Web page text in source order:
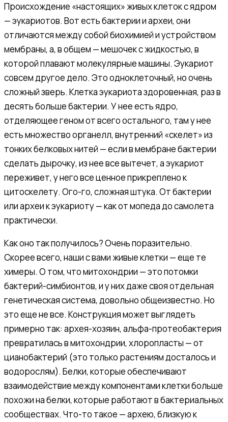
Происхождение «настоящих» живых клеток с ядром
— эукариотов. Вот есть бактерии и археи, они
отличаются между собой биохимией и устройством
мембраны, а, в общем — мешочек с жидкостью, в
которой плавают молекулярные машины. Эукариот
совсем другое дело. Это одноклеточный, но очень
сложный зверь. Клетка эукариота здоровенная, раз в
десять больше бактерии. У нее есть ядро,
отделяющее геном от всего остального, там у нее
есть множество органелл, внутренний «скелет» из
тонких белковых нитей — если в мембране бактерии
сделать дырочку, из нее все вытечет, а эукариот
переживет, у него все ценное прикреплено к
цитоскелету. Ого-го, сложная штука. От бактерии
или археи к эукариоту — как от мопеда до самолета
практически.
Как оно так получилось? Очень поразительно.
Скорее всего, наши с вами живые клетки — еще те
химеры. О том, что митохондрии — это потомки
бактерий-симбионтов, и у них даже своя отдельная
генетическая система, довольно общеизвестно. Но
это еще не все. Конструкция может выглядеть
примерно так: архея-хозяин, альфа-протеобактерия
превратилась в митохондрии, хлоропласты — от
цианобактерий (это только растениям досталось и
водорослям). Белки, которые обеспечивают
взаимодействие между компонентами клетки больше
похожи на белки, которые работают в бактериальных
сообществах. Что-то такое — архею, близкую к